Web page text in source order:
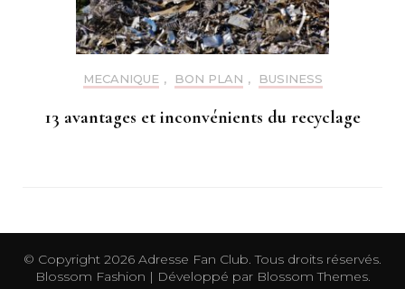
MECANIQUE , BON PLAN , BUSINESS
13 avantages et inconvénients du recyclage
© Copyright 2026 Adresse Fan Club. Tous droits réservés.
Blossom Fashion | Développé parBlossom Themes.